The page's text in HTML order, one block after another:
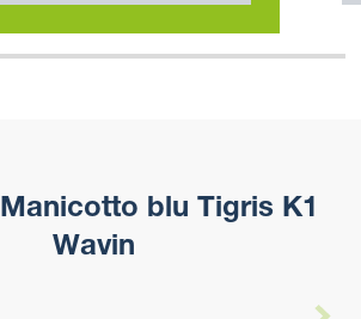
Manicotto blu Tigris K1
Wavin